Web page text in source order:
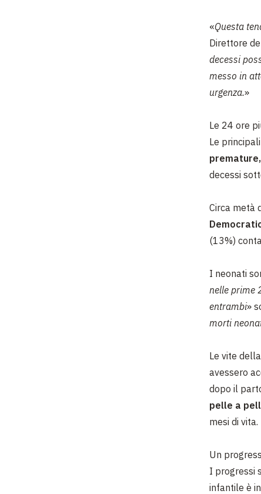
«Questa
Direttore
decessi
messo in
urgenza.»
Le 24 ore
Le
decessi
Circa metà
(13%)
I neonati
nelle prime
entrambi»
morti
Le vite
avessero
dopo il
pelle a
mesi di vita.
Un
I progressi
infantile è